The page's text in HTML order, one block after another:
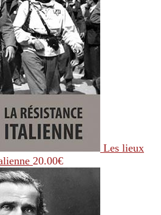
Les lieux
20.00€